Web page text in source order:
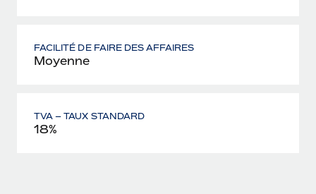
FACILITÉ DE FAIRE DES AFFAIRES
Moyenne
TVA – TAUX STANDARD
18%